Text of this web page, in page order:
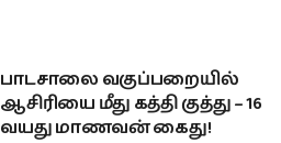
பாடசாலை வகுப்பறையில்
ஆசிரியை மீது கத்தி குத்து – 16
வயது மாணவன் கைது!